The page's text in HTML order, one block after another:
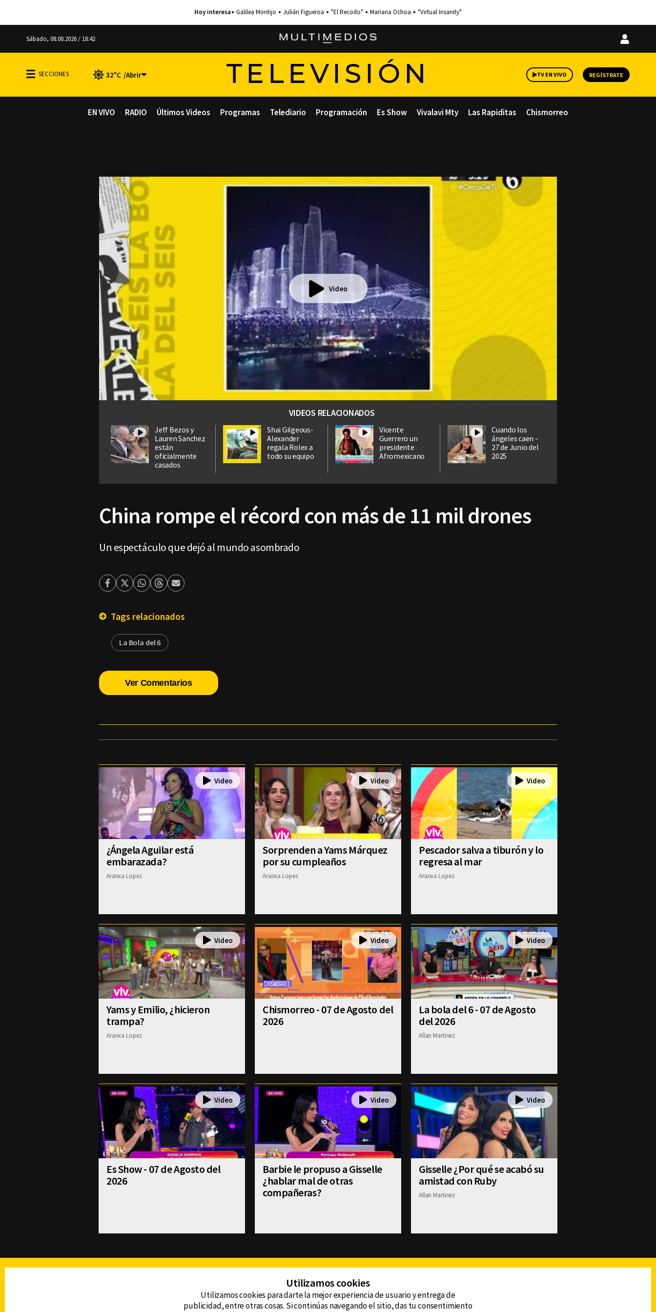
Galilea Montijo Julián Figueroa "El Recodo" Mariana Ochoa "Virtual Insanity"
Sábado, 08.08.2026 / 18:42
Iniciar
32°C TELEVISIÓN TV EN VIVO REGÍSTRATE
EN VIVO RADIO Últimos Videos Programas Telediario Programación Es Show Vivalavi Mty Las Rapiditas Chismorreo
Video
VIDEOS RELACIONADOS
Jeff Bezos y
Lauren Sanchez
están
oficialmente
casados
Shai Gilgeous-
Alexander
regala Rolex a
todo su equipo
Vicente
Guerrero un
presidente
Afromexicano
Cuando los
ángeles caen -
27 de Junio del
2025
China rompe el récord con más de 11 mil drones
Un espectáculo que dejó al mundo asombrado
Facebook
TwitterWhatsapp
ThreadsEnviar
Tags relacionados
La Bola del 6
Ver Comentarios
¿Ángela Aguilar está
embarazada?
Aranxa Lopez
Sorprenden a Yams Márquez
por su cumpleaños
Aranxa Lopez
Pescador salva a tiburón y lo
regresa al mar
Aranxa Lopez
Yams y Emilio, ¿hicieron
trampa?
Aranxa Lopez
Chismorreo - 07 de Agosto del
2026
La bola del 6 - 07 de Agosto
del 2026
Allan Martinez
Es Show - 07 de Agosto del
2026
Barbie le propuso a Gisselle
¿hablar mal de otras
compañeras?
Gisselle ¿Por qué se acabó su
amistad con Ruby
Allan Martinez
Utilizamos cookies
Utilizamos cookies para darte la mejor experiencia de usuario y entrega de
publicidad, entre otras cosas. Si continúas navegando el sitio, das tu consentimiento